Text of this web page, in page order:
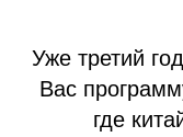
Уже третий
Вас
где